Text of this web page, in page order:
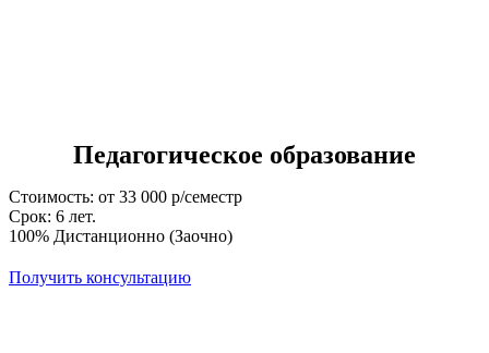
Педагогическое образование
Стоимость: от 33 000 р/семестр
Срок: 6 лет.
100% Дистанционно (Заочно)
Получить консультацию